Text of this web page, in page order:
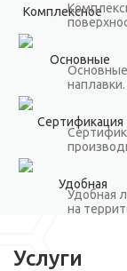
Удобная
на
Услуги